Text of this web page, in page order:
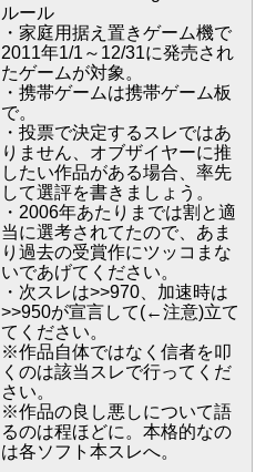
ルール
・家庭用据え置きゲーム機で
2011年1/1～12/31に発売され
たゲームが対象。
・携帯ゲームは携帯ゲーム板
で。
・投票で決定するスレではあ
りません、オブザイヤーに推
したい作品がある場合、率先
して選評を書きましょう。
・2006年あたりまでは割と適
当に選考されてたので、あま
り過去の受賞作にツッコまな
いであげてください。
・次スレは>>970、加速時は
>>950が宣言して(←注意)立て
てください。
※作品自体ではなく信者を叩
くのは該当スレで行ってくだ
さい。
※作品の良し悪しについて語
るのは程ほどに。本格的なの
は各ソフト本スレへ。